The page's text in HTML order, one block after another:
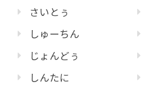
さいとぅ
しゅーちん
じょんどぅ
しんたに